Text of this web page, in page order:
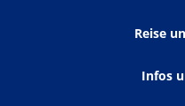
Reise
Infos